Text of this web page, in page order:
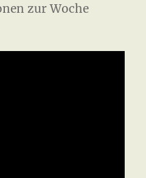
zur Woche